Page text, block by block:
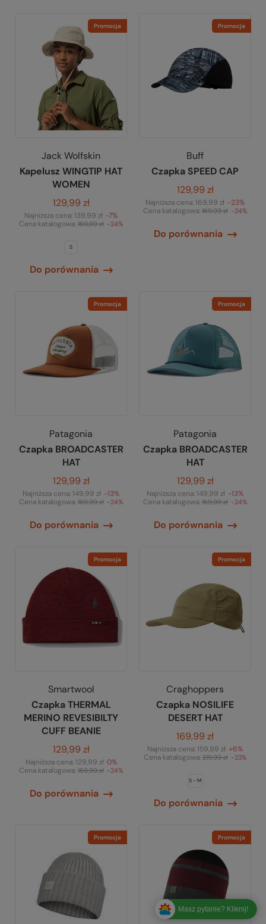
Promocja
Jack Wolfskin
Kapelusz WINGTIP HAT
WOMEN
129,99 zł
Najniższa cena:139,99 zł -7%
Cena katalogowa:169,99 zł -24%
S
Do porównania
Promocja
Buff
Czapka SPEED CAP
129,99 zł
Najniższa cena:169,99 zł -23%
Cena katalogowa:169,99 zł -24%
Do porównania
Promocja
Patagonia
Czapka BROADCASTER
HAT
129,99 zł
Najniższa cena:149,99 zł -13%
Cena katalogowa:169,99 zł -24%
Do porównania
Promocja
Patagonia
Czapka BROADCASTER
HAT
129,99 zł
Najniższa cena:149,99 zł -13%
Cena katalogowa:169,99 zł -24%
Do porównania
Promocja
Smartwool
Czapka THERMAL
MERINO REVESIBILTY
CUFF BEANIE
129,99 zł
Najniższa cena:129,99 zł 0%
Cena katalogowa:169,99 zł -24%
Do porównania
Promocja
Craghoppers
Czapka NOSILIFE
DESERT HAT
169,99 zł
Najniższa cena:159,99 zł +6%
Cena katalogowa:219,99 zł -23%
S - M
Do porównania
Promocja Promocja
Masz pytanie? Kliknij!